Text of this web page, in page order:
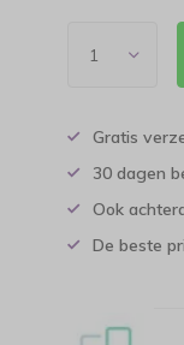
Gratis
30 dagen
Ook
De beste